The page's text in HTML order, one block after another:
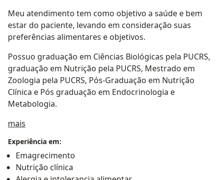
Meu atendimento tem como objetivo a saúde e bem
estar do paciente, levando em consideração suas
preferências alimentares e objetivos.
Possuo graduação em Ciências Biológicas pela PUCRS,
graduação em Nutrição pela PUCRS, Mestrado em
Zoologia pela PUCRS, Pós-Graduação em Nutrição
Clínica e Pós graduação em Endocrinologia e
Metabologia.
mais
Experiência em:
Emagrecimento
Nutrição clínica